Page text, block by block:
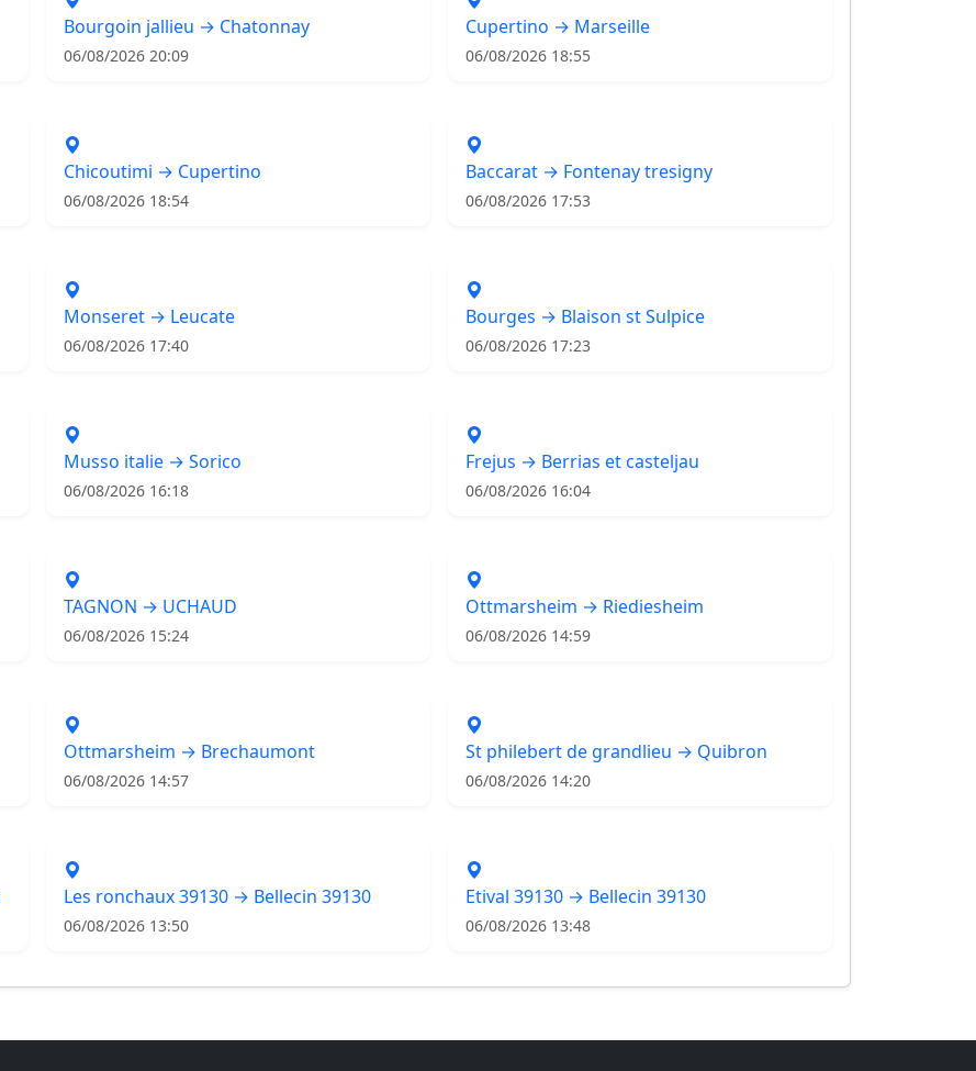
Bourgoin jallieu → Chatonnay
06/08/2026 20:09
Cupertino → Marseille
06/08/2026 18:55
Chicoutimi → Cupertino
06/08/2026 18:54
Baccarat → Fontenay tresigny
06/08/2026 17:53
Monseret → Leucate
06/08/2026 17:40
Bourges → Blaison st Sulpice
06/08/2026 17:23
Musso italie → Sorico
06/08/2026 16:18
Frejus → Berrias et casteljau
06/08/2026 16:04
TAGNON → UCHAUD
06/08/2026 15:24
Ottmarsheim → Riediesheim
06/08/2026 14:59
Ottmarsheim → Brechaumont
06/08/2026 14:57
St philebert de grandlieu → Quibron
06/08/2026 14:20
Les ronchaux 39130 → Bellecin 39130
06/08/2026 13:50
Etival 39130 → Bellecin 39130
06/08/2026 13:48